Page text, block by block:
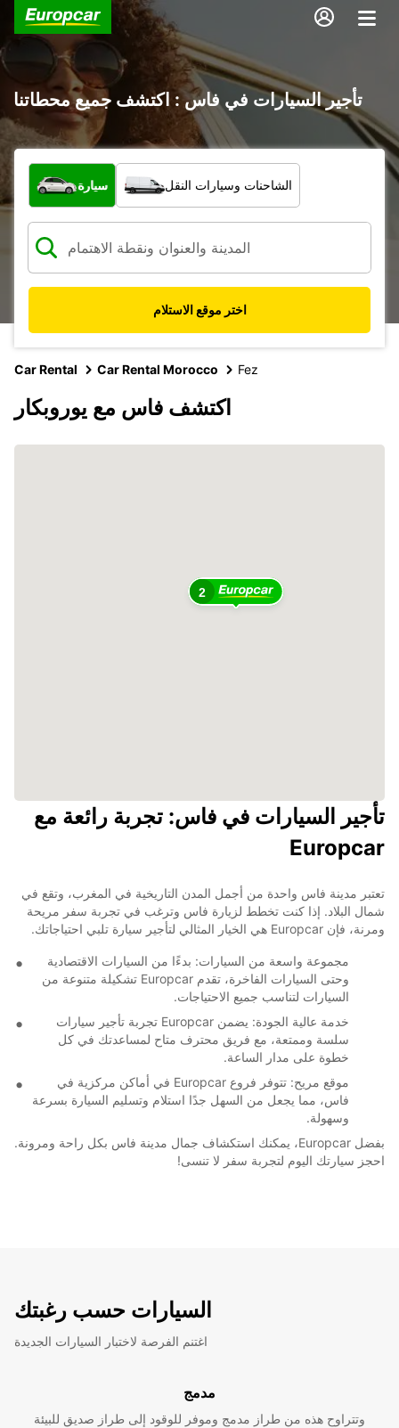
تأجير السيارات في فاس : اكتشف جميع محطاتنا
ما نوع المركبة؟
سيارة الشاحنات وسيارات النقل
اختر موقع الاستلام
Car Rental Car Rental Morocco Fez
اكتشف فاس مع يوروبكار
2
تأجير السيارات في فاس: تجربة رائعة مع
Europcar
تعتبر مدينة فاس واحدة من أجمل المدن التاريخية في المغرب، وتقع في
شمال البلاد. إذا كنت تخطط لزيارة فاس وترغب في تجربة سفر مريحة
ومرنة، فإن Europcar هي الخيار المثالي لتأجير سيارة تلبي احتياجاتك.
مجموعة واسعة من السيارات: بدءًا من السيارات الاقتصادية
وحتى السيارات الفاخرة، تقدم Europcar تشكيلة متنوعة من
السيارات لتناسب جميع الاحتياجات.
خدمة عالية الجودة: يضمن Europcar تجربة تأجير سيارات
سلسة وممتعة، مع فريق محترف متاح لمساعدتك في كل
خطوة على مدار الساعة.
موقع مريح: تتوفر فروع Europcar في أماكن مركزية في
فاس، مما يجعل من السهل جدًا استلام وتسليم السيارة بسرعة
وسهولة.
بفضل Europcar، يمكنك استكشاف جمال مدينة فاس بكل راحة ومرونة.
احجز سيارتك اليوم لتجربة سفر لا تنسى!
السيارات حسب رغبتك
اغتنم الفرصة لاختبار السيارات الجديدة
مدمج
وتتراوح هذه من طراز مدمج وموفر للوقود إلى طراز صديق للبيئة